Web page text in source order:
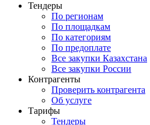
Тендеры
По регионам
По площадкам
По категориям
По предоплате
Все закупки Казахстана
Все закупки России
Контрагенты
Проверить контрагента
Об услуге
Тарифы
Тендеры